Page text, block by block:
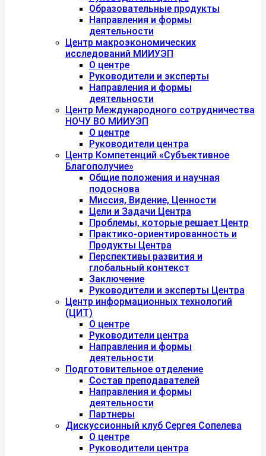
Образовательные продукты
Направления и формы
деятельности
Центр макроэкономических
исследований МИИУЭП
О центре
Руководители и эксперты
Направления и формы
деятельности
Центр Международного сотрудничества
НОЧУ ВО МИИУЭП
О центре
Руководители центра
Центр Компетенций «Субъективное
Благополучие»
Общие положения и научная
подоснова
Миссия, Видение, Ценности
Цели и Задачи Центра
Проблемы, которые решает Центр
Практико-ориентированность и
Продукты Центра
Перспективы развития и
глобальный контекст
Заключение
Руководители и эксперты Центра
Центр информационных технологий
(ЦИТ)
О центре
Руководители центра
Направления и формы
деятельности
Подготовительное отделение
Состав преподавателей
Направления и формы
деятельности
Партнеры
Дискуссионный клуб Сергея Сопелева
О центре
Руководители центра